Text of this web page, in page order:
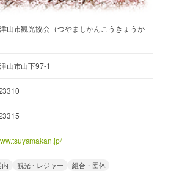
津山市観光協会（つやましかんこうきょうか
山市山下97-1
観光・レジャー 組合・団体